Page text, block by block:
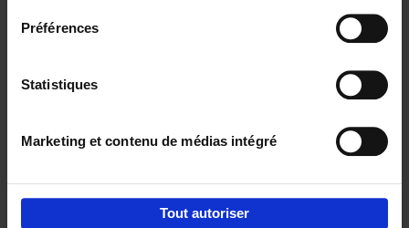
Préférences
Statistiques
Marketing et contenu de médias intégré
Tout autoriser
Digital marketing like a PRO -
completely revised edition (EN)